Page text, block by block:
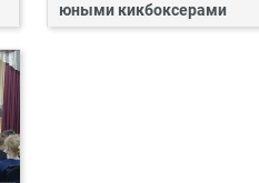
юными кикбоксерами